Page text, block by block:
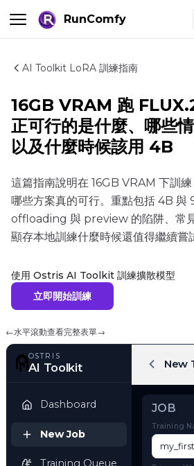
RunComfy
AI Toolkit LoRA 訓練指南
16GB VRAM 跑
正可行的是什麼、哪些
以及什麼時候該用 4B
這篇指南說明在 16GB VRAM 下訓
哪些方案真的可行。重點包括 4B 與
offloading 與 preview 的陷阱、常
顯存本地訓練什麼時候還值得繼續嘗
使用 Ostris AI Toolkit 訓練擴散模型
立即開始訓練
←水平滾動查看完整表單→
AI Toolkit